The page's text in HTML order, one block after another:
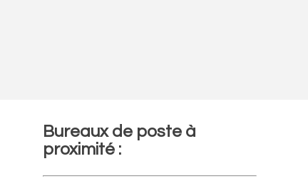
Bureaux de poste à
proximité :